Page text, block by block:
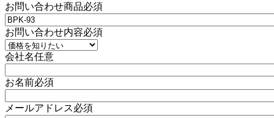
お問い合わせ商品必須
お問い合わせ内容必須
会社名任意
お名前必須
メールアドレス必須